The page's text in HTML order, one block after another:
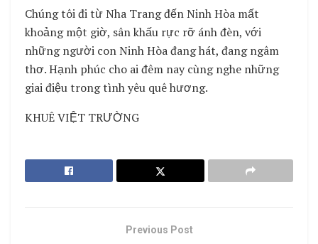
Chúng tôi đi từ Nha Trang đến Ninh Hòa mất
khoảng một giờ, sân khấu rực rỡ ánh đèn, với
những người con Ninh Hòa đang hát, đang ngâm
thơ. Hạnh phúc cho ai đêm nay cùng nghe những
giai điệu trong tình yêu quê hương.
KHUÊ VIỆT TRƯỜNG
Previous Post